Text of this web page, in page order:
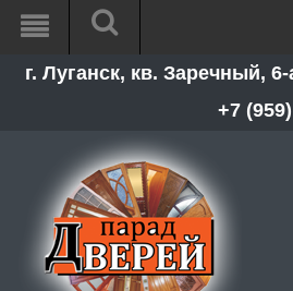
г. Луганск, кв. Заречный, 6-
+7